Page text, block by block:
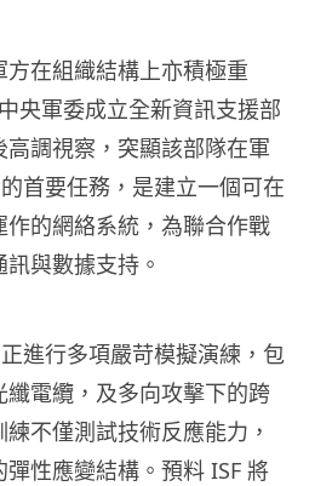
在組織結構上亦積極重
央軍委成立全新資訊支援部
調視察，突顯該部隊在軍
首要任務，是建立一個可在
的網絡系統，為聯合作戰
與數據支持。
進行多項嚴苛模擬演練，包
電纜，及多向攻擊下的跨
不僅測試技術反應能力，
性應變結構。預料 ISF 將